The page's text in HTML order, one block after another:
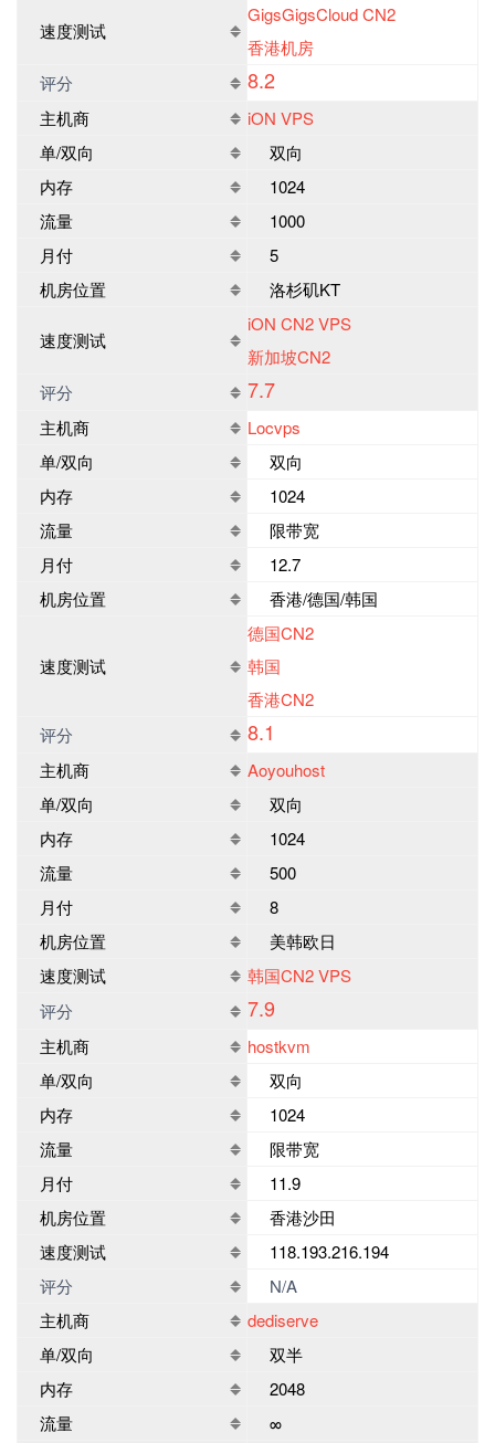
速度测试
GigsGigsCloud CN2
香港机房
评分
8.2
主机商
iON VPS
单/双向
双向
内存
1024
流量
1000
月付
5
机房位置
洛杉矶KT
速度测试
iON CN2 VPS
新加坡CN2
评分
7.7
主机商
Locvps
单/双向
双向
内存
1024
流量
限带宽
月付
12.7
机房位置
香港/德国/韩国
速度测试
德国CN2
韩国
香港CN2
评分
8.1
主机商
Aoyouhost
单/双向
双向
内存
1024
流量
500
月付
8
机房位置
美韩欧日
速度测试
韩国CN2 VPS
评分
7.9
主机商
hostkvm
单/双向
双向
内存
1024
流量
限带宽
月付
11.9
机房位置
香港沙田
速度测试
118.193.216.194
评分
N/A
主机商
dediserve
单/双向
双半
内存
2048
流量
∞